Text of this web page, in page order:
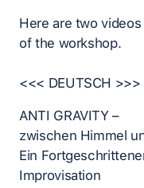
Here are two
of the workshop.
<<< DEUTSCH >>>
ANTI GRAVITY –
zwischen Himmel
Ein
Improvisation